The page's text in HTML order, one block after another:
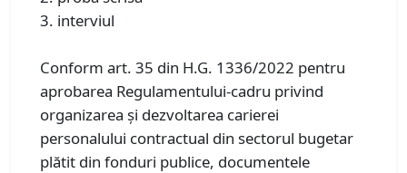
3. interviul
Conform art. 35 din H.G. 1336/2022 pentru
aprobarea Regulamentului-cadru privind
organizarea şi dezvoltarea carierei
personalului contractual din sectorul bugetar
plătit din fonduri publice, documentele